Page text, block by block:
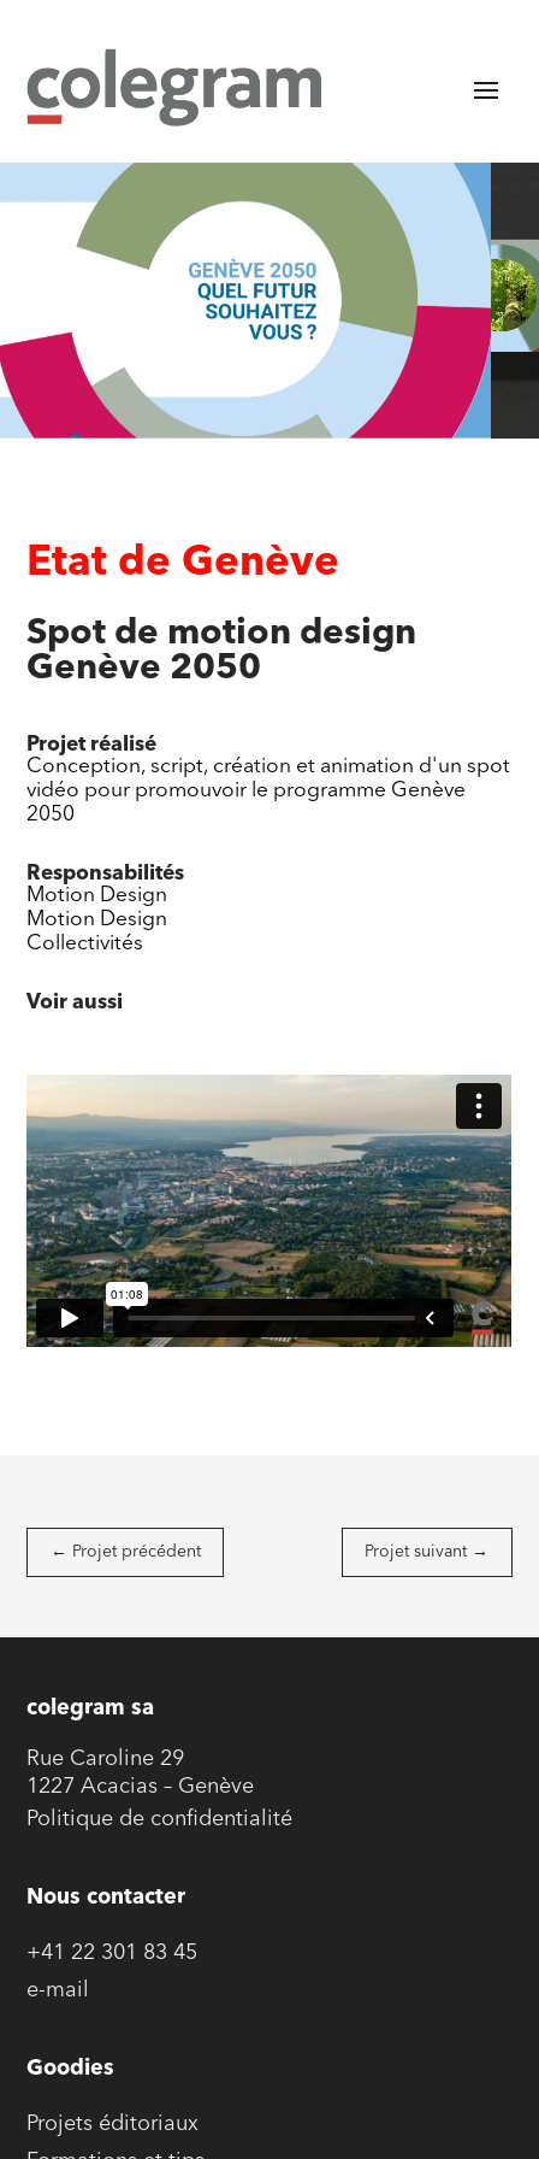
Etat de Genève
Spot de motion design
Genève 2050
Projet réalisé
Conception, script, création et animation d'un spot
vidéo pour promouvoir le programme Genève
2050
Responsabilités
Motion Design
Motion Design
Collectivités
Voir aussi
← Projet précédent Projet suivant→
colegram sa
Rue Caroline 29
1227 Acacias – Genève
Politique de confidentialité
Nous contacter
+41 22 301 83 45
e-mail
Goodies
Projets éditoriaux